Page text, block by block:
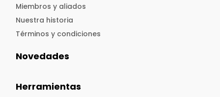
Miembros y aliados
Nuestra historia
Términos y condiciones
Novedades
Herramientas